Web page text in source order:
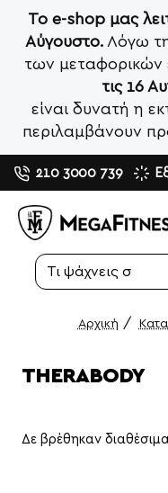
Το e-shop μας
Αύγουστο.Λόγω
των μεταφορικών
τις 16
είναι δυνατή η
περιλαμβάνουν
210 3000 739
Search...
THERABODY
Δε βρέθηκαν